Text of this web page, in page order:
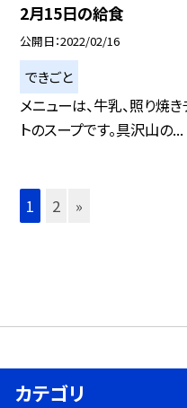
2月15日の給食
公開日 2022/02/16
できごと
メニューは、牛乳、照り焼
トのスープです。具沢山の...
1 2 »
カテゴリ